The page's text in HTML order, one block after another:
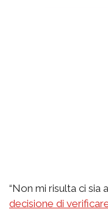
“Non mi risulta ci sia
decisione di